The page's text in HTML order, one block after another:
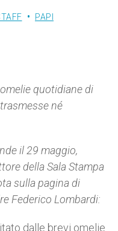
PAPI
quotidiane di
né
il 29 maggio,
della Sala Stampa
sulla pagina di
Federico Lombardi:
dalle brevi omelie